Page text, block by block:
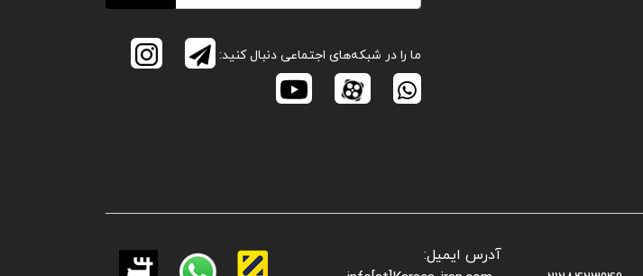
ما را در شبکه‌های اجتماعی دنبال کنید:
آدرس ایمیل: